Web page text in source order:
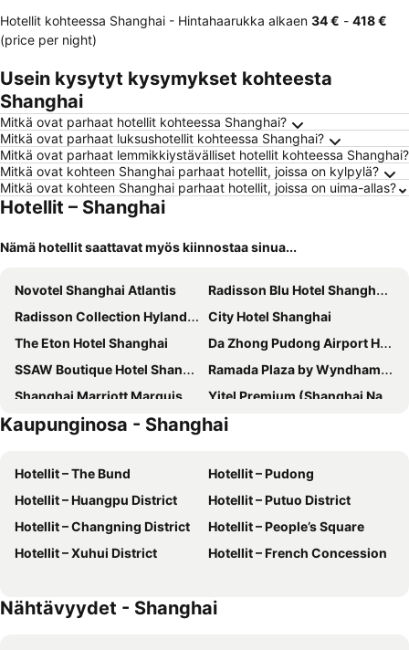
Hotellit kohteessa Shanghai - Hintahaarukka alkaen ‎34 € - ‎418 €
(price per night)
Usein kysytyt kysymykset kohteesta
Shanghai
Mitkä ovat parhaat hotellit kohteessa Shanghai?
Mitkä ovat parhaat luksushotellit kohteessa Shanghai?
Mitkä ovat parhaat lemmikkiystävälliset hotellit kohteessa Shanghai?
Mitkä ovat kohteen Shanghai parhaat hotellit, joissa on kylpylä?
Mitkä ovat kohteen Shanghai parhaat hotellit, joissa on uima-allas?
Hotellit – Shanghai
Nämä hotellit saattavat myös kiinnostaa sinua...
Novotel Shanghai Atlantis
Radisson Blu Hotel Shanghai New World
Radisson Collection Hyland Shanghai
City Hotel Shanghai
The Eton Hotel Shanghai
Da Zhong Pudong Airport Hotel Shanghai
SSAW Boutique Hotel Shanghai Bund
Ramada Plaza by Wyndham Shanghai Pudong Airport
Shanghai Marriott Marquis City Centre
Yitel Premium (Shanghai Nanjing Road Pedestrian Street)
Oriental Riverside Hotel
Grand Kempinski Shanghai
Holiday Inn Shanghai Pudong Airport, an IHG Hotel
Da Zhong Airport Hotel
Okura Garden Hotel Shanghai
Pullman Shanghai Jing'an
Urside Boutique Hotel The Bund Shanghai
DoubleTree by Hilton Hotel Shanghai - Pudong
Shanghai Deco Hotel
Jin Jiang Tower
Renaissance Shanghai Yu Garden Hotel
IFC Residence
Kaupunginosa - Shanghai
Hotellit – The Bund
Hotellit – Pudong
Hotellit – Huangpu District
Hotellit – Putuo District
Hotellit – Changning District
Hotellit – People’s Square
Hotellit – Xuhui District
Hotellit – French Concession
Nähtävyydet - Shanghai